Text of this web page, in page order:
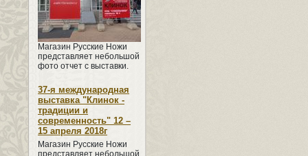
Магазин Русские Ножи
представляет небольшой
фото отчет с выставки.
37-я международная
выставка "Клинок -
традиции и
современность" 12 –
15 апреля 2018г
Магазин Русские Ножи
представляет небольшой